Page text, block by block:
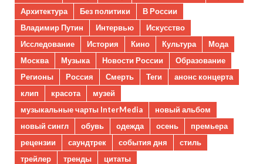
Архитектура
Без политики
В России
Владимир Путин
Интервью
Искусство
Исследование
История Кино Культура
Мода
Москва
Музыка Новости России
Образование
Регионы
Россия Смерть Теги
анонс концерта
клип
красота
музей
музыкальные чарты InterMedia
новый альбом
новый сингл
обувь одежда осень
премьера
рецензии
саундтрек события дня
стиль
трейлер
тренды цитаты